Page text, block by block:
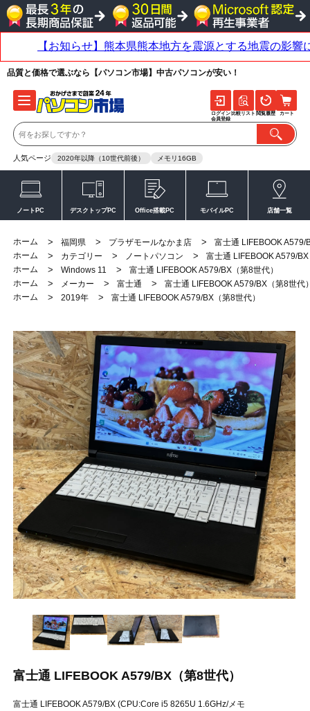
品質と価格で選ぶなら【パソコン市場】中古パソコンが安い！
人気ページ 2020年以降（10世代前後） メモリ16GB
ログイン
会員登録
比較リスト 閲覧履歴 カート
ノートPC デスクトップPC Office搭載PC モバイルPC 店舗一覧
ホーム > 福岡県 > プラザモールなかま店 >
富士通 LIFEBOOK A579/
ホーム
> カテゴリー > ノートパソコン >
富士通 LIFEBOOK A579/
ホーム
> Windows 11 >
富士通 LIFEBOOK A579/BX（第8世代）
ホーム
> メーカー > 富士通 >
富士通 LIFEBOOK A579/BX（第8世代
ホーム
> 2019年 > 富士通 LIFEBOOK A579/BX（第8世代）
富士通 LIFEBOOK A579/BX（第8世代）
富士通 LIFEBOOK A579/BX (CPU:Core i5 8265U 1.6GHz/メモ